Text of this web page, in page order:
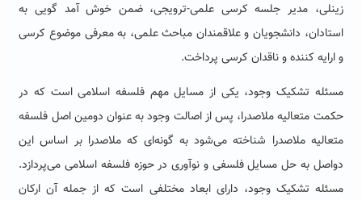
زینلی، مدیر جلسه کرسی علمی-ترویجی، ضمن خوش‌ آمد گویی به
استادان، دانشجویان و علاقمندان مباحث علمی، به معرفی موضوع کرسی
و ارایه کننده و ناقدان کرسی پرداخت.
مسئله تشکیک وجود، یکی از مسایل مهم فلسفه اسلامی است که در
حکمت متعالیه ملاصدرا، پس از اصالت وجود به عنوان دومین اصل فلسفه
متعالیه ملاصدرا شناخته می‌شود به گونه‌ای که ملاصدرا بر اساس این
دواصل به حل مسایل فلسفی و نوآوری در حوزه فلسفه اسلامی می‌پردازد.
مسئله تشکیک وجود، دارای ابعاد مختلفی است که از جمله آن ارکان